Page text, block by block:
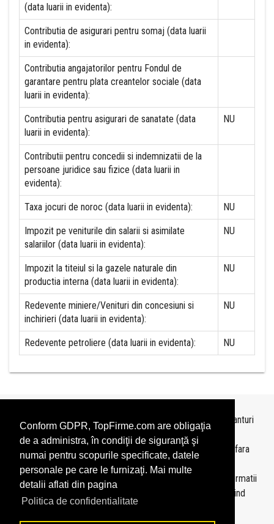
Conform GDPR, TopFirme.com are obligaţia
de a administra, în condiţii de siguranţă şi
numai pentru scopurile specificate, datele
personale pe care le furnizaţi. Mai multe
detalii aflati din pagina
Politica de confidentialitate
(data luarii in evidenta):
Contributia de asigurari pentru somaj (data luarii
in evidenta):
Contributia angajatorilor pentru Fondul de
garantare pentru plata creantelor sociale (data
luarii in evidenta):
Contributia pentru asigurari de sanatate (data
luarii in evidenta):
NU
Contributii pentru concedii si indemnizatii de la
persoane juridice sau fizice (data luarii in
evidenta):
Taxa jocuri de noroc (data luarii in evidenta): NU
Impozit pe veniturile din salarii si asimilate
salariilor (data luarii in evidenta):
NU
Impozit la titeiul si la gazele naturale din
productia interna (data luarii in evidenta):
NU
Redevente miniere/Venituri din concesiuni si
inchirieri (data luarii in evidenta):
NU
Redevente petroliere (data luarii in evidenta): NU
Topurile sunt realizate deTopFirme
pe baza ultimelor bilanturi
depuse si au scop informativ.
Este interzisa folosirea topurilor fara acordul TopFirme si fara
precizarea sursei.
Daca doriti sa achizitionati
topuri personalizate
sau informatii
despre agentii economici va rugam sa ne contactati folosind
sectiunea Contact